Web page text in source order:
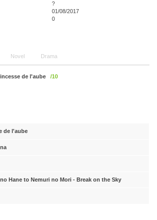
?
01/08/2017
0
Novel Drama
de l'aube /10
de l'aube
Hane to Nemuri no Mori - Break on the Sky